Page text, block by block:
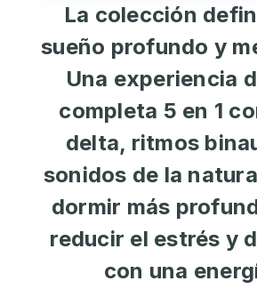
La colección
sueño profundo y
Una experiencia
completa 5 en 1
delta, ritmos
sonidos de la
dormir más
reducir el estrés y
con una